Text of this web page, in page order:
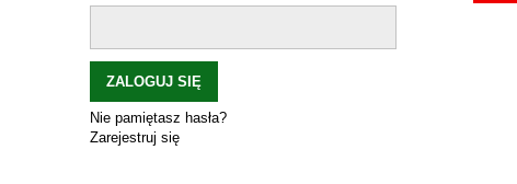
ZALOGUJ SIĘ
Nie pamiętasz hasła?
Zarejestruj się